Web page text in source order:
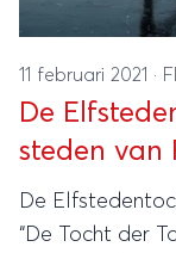
11 februari 2021 ·
De
steden van
De
“De Tocht der